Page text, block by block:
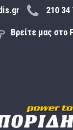
210 34
Βρείτε μας στο